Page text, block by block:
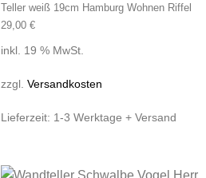
Teller weiß 19cm Hamburg Wohnen Riffel
29,00 €
inkl. 19 % MwSt.
zzgl. Versandkosten
Lieferzeit: 1-3 Werktage + Versand